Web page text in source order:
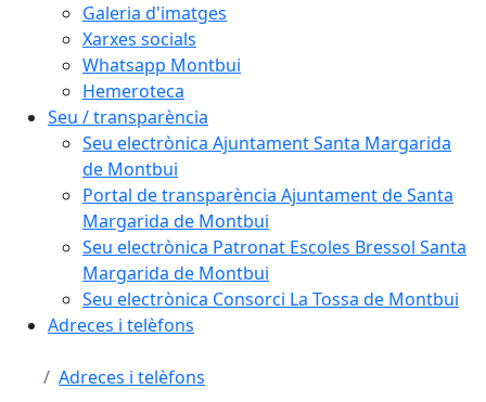
Galeria d'imatges
Xarxes socials
Whatsapp Montbui
Hemeroteca
Seu / transparència
Seu electrònica Ajuntament Santa Margarida
de Montbui
Portal de transparència Ajuntament de Santa
Margarida de Montbui
Seu electrònica Patronat Escoles Bressol Santa
Margarida de Montbui
Seu electrònica Consorci La Tossa de Montbui
Adreces i telèfons
Adreces i telèfons